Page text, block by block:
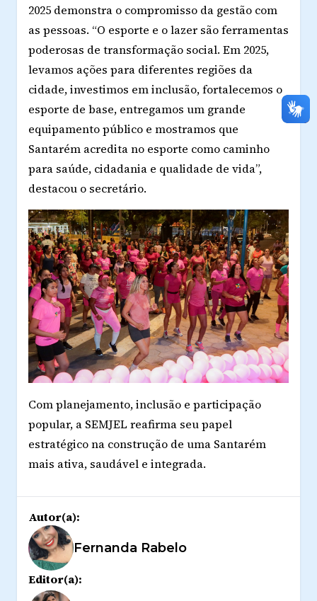
2025 demonstra o compromisso da gestão com
as pessoas. “O esporte e o lazer são ferramentas
poderosas de transformação social. Em 2025,
levamos ações para diferentes regiões da
cidade, investimos em inclusão, fortalecemos o
esporte de base, entregamos um grande
equipamento público e mostramos que
Santarém acredita no esporte como caminho
para saúde, cidadania e qualidade de vida”,
destacou o secretário.
Com planejamento, inclusão e participação
popular, a SEMJEL reafirma seu papel
estratégico na construção de uma Santarém
mais ativa, saudável e integrada.
Autor(a):
Fernanda Rabelo
Editor(a):